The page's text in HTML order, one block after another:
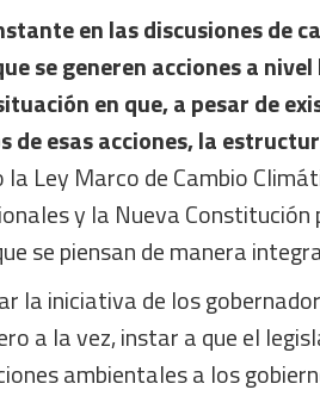
en las discusiones de
se generen acciones a
en que, a pesar de
de esas acciones, la
la Ley Marco de Cambio
y la Nueva
se piensan de manera
la iniciativa de los
a la vez, instar a que el
ambientales a los